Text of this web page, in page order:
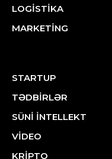
LOGİSTİKA
MARKETİNG
STARTUP
TƏDBİRLƏR
SÜNİ İNTELLEKT
VİDEO
KRİPTO